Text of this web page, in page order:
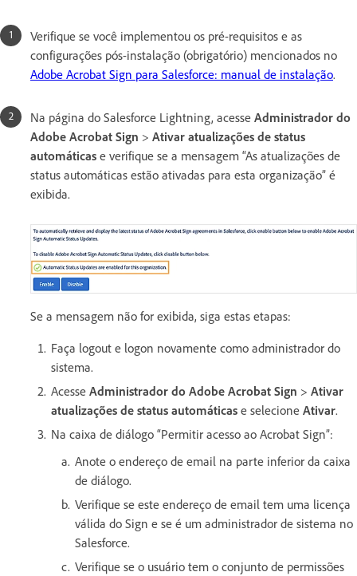
Verifique se você implementou os pré-requisitos e as
configurações pós-instalação (obrigatório) mencionados no
Adobe Acrobat Sign para Salesforce: manual de instalação.
Na página do Salesforce Lightning, acesse Administrador do
Adobe Acrobat Sign > Ativar atualizações de status
automáticas e verifique se a mensagem “As atualizações de
status automáticas estão ativadas para esta organização” é
exibida.
Se a mensagem não for exibida, siga estas etapas:
Faça logout e logon novamente como administrador do
sistema.
Acesse Administrador do Adobe Acrobat Sign > Ativar
atualizações de status automáticas e selecione Ativar.
Na caixa de diálogo “Permitir acesso ao Acrobat Sign”:
Anote o endereço de email na parte inferior da caixa
de diálogo.
Verifique se este endereço de email tem uma licença
válida do Sign e se é um administrador de sistema no
Salesforce.
Verifique se o usuário tem o conjunto de permissões